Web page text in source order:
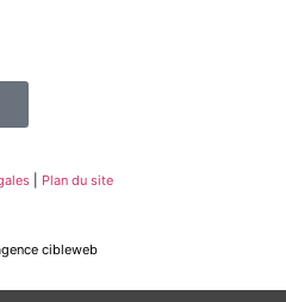
Plan du site
cibleweb